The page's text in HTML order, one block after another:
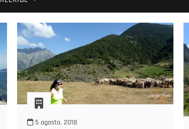
5 agosto, 2018